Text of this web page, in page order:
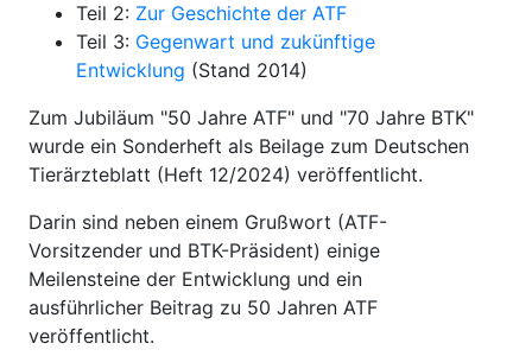
Teil 2: Zur Geschichte der ATF
Teil 3: Gegenwart und zukünftige
Entwicklung (Stand 2014)
Zum Jubiläum "50 Jahre ATF" und "70 Jahre BTK"
wurde ein Sonderheft als Beilage zum Deutschen
Tierärzteblatt (Heft 12/2024) veröffentlicht.
Darin sind neben einem Grußwort (ATF-
Vorsitzender und BTK-Präsident) einige
Meilensteine der Entwicklung und ein
ausführlicher Beitrag zu 50 Jahren ATF
veröffentlicht.